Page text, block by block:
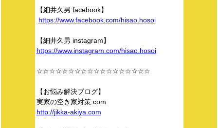
【細井久男 facebook】
https://www.facebook.com/hisao.hosoi
【細井久男 instagram】
https://www.instagram.com/hisao.hosoi
☆☆☆☆☆☆☆☆☆☆☆☆☆☆☆☆☆☆
【お悩み解決ブログ】
実家の空き家対策.com
http://jikka-akiya.com